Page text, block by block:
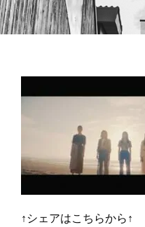
↑シェアはこちらから↑